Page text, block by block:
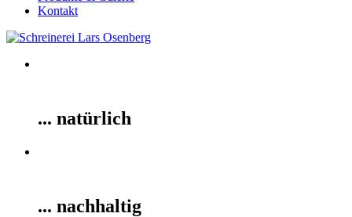
Kontakt
... natürlich
... nachhaltig